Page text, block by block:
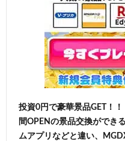
投資0円で豪華景品GET！
間OPENの景品交換ができ
ムアプリなどと違い、